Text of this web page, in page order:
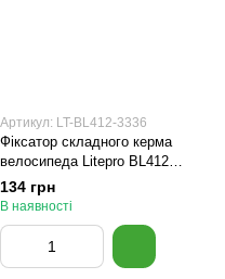
Артикул: LT-BL412-3336
Фіксатор складного керма
велосипеда Litepro BL412
Чорний
134 грн
В наявності